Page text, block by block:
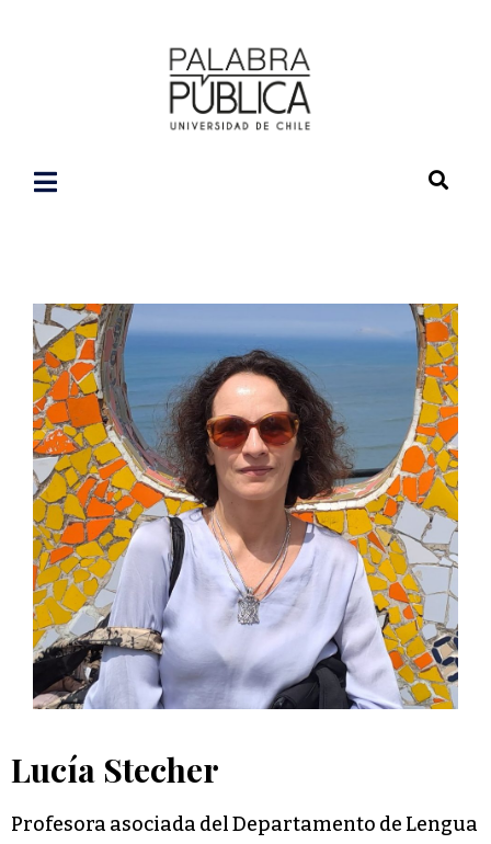
Lucía Stecher
Profesora asociada del Departamento de Lengua